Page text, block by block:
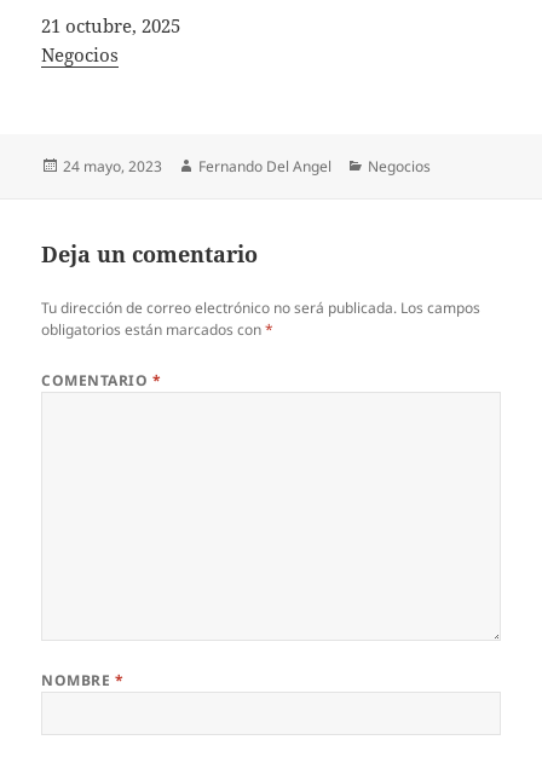
Fecha
21 octubre, 2025
In relation to
Negocios
Publicado
24 mayo, 2023 Autor
Fernando Del Angel Categorías
Negocios
Deja un comentario
Tu dirección de correo electrónico no será publicada. Los campos
obligatorios están marcados con*
COMENTARIO *
NOMBRE *